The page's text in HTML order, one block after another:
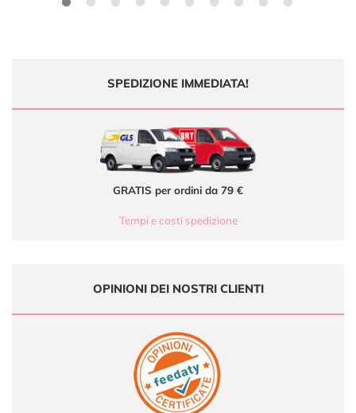
SPEDIZIONE IMMEDIATA!
GRATIS per ordini da 79 €
Tempi e costi spedizione
OPINIONI DEI NOSTRI CLIENTI